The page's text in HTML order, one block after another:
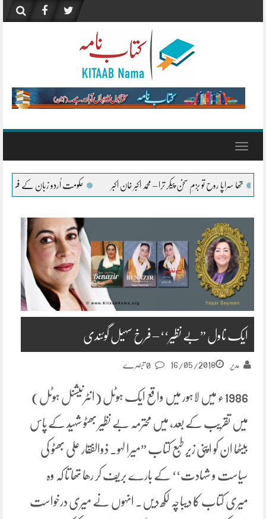
content
Toggle
– محمد اکبر خان اکبر حکومت اُردو زبان کے فروغ کے لیے ہر ممکن تعاون جاری رکھے
ایک ناول ”بے نظیر‘‘ – فرخ سہیل گوئندی
مدیر 16/05/2018
1986ء میں لاہور میں واقع ایک ہوٹل (انٹرنیشنل ہوٹل)
میں تقریب کے بعد، میں محترمہ بے نظیر بھٹو شہید کے پاس
بیٹھا ان کو اپنی زیر طبع کتاب ”میرا لہو۔ ذوالفقار علی بھٹو کی
سیاست و شہادت‘‘ کے بارے بریف کر رھا تھا تا کہ وہ
میری کتاب کا دیباچہ لکھ دیں. انہوں نے میری درخواست